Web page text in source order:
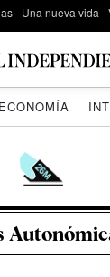
Una nueva vida
ECONOMÍA